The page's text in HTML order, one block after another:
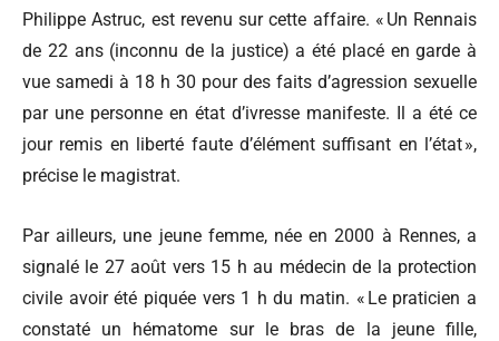
Philippe Astruc, est revenu sur cette affaire. « Un Rennais
de 22 ans (inconnu de la justice) a été placé en garde à
vue samedi à 18 h 30 pour des faits d’agression sexuelle
par une personne en état d’ivresse manifeste. Il a été ce
jour remis en liberté faute d’élément suffisant en l’état »,
précise le magistrat.
Par ailleurs, une jeune femme, née en 2000 à Rennes, a
signalé le 27 août vers 15 h au médecin de la protection
civile avoir été piquée vers 1 h du matin. « Le praticien a
constaté un hématome sur le bras de la jeune fille,